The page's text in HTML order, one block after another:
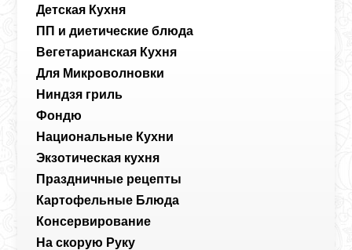
Детская Кухня
ПП и диетические блюда
Вегетарианская Кухня
Для Микроволновки
Ниндзя гриль
Фондю
Национальные Кухни
Экзотическая кухня
Праздничные рецепты
Картофельные Блюда
Консервирование
На скорую Руку